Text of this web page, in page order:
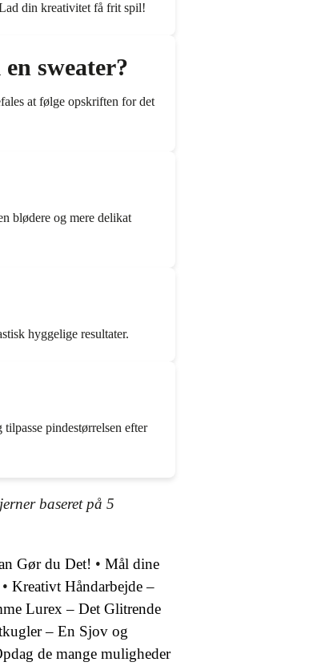
din kreativitet få frit spil!
sweater?
at følge opskriften for det
blødere og mere delikat
hyggelige resultater.
pindestørrelsen efter
baseret på 5
Gør du Det! • Mål dine
Kreativt Håndarbejde –
Lurex – Det Glitrende
– En Sjov og
de mange muligheder